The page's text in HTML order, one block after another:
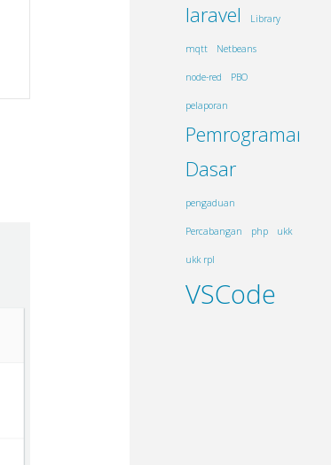
laravel
Library
mqtt Netbeans
node-red PBO
pelaporan
Pemrograman
Dasar
pengaduan
Percabangan php ukk
ukk rpl
VSCode